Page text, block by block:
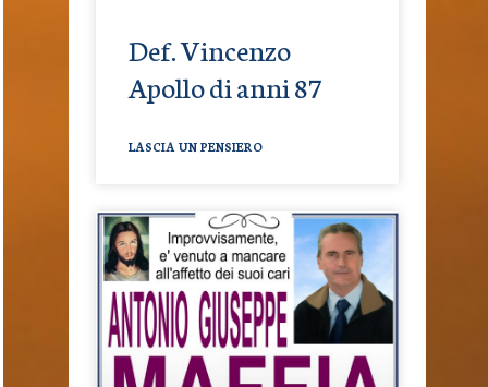
Def. Vincenzo
Apollo di anni 87
LASCIA UN PENSIERO